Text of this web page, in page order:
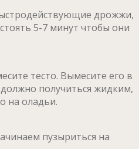
дрожжи,
5-7 минут чтобы они
тесто. Вымесите его в
получиться жидким,
на оладьи.
пузыриться на